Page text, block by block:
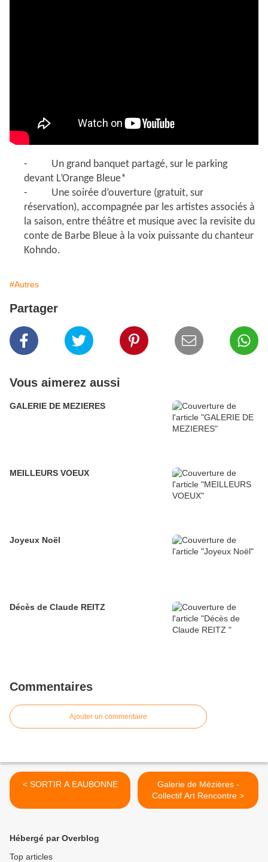
- Un grand banquet partagé, sur le parking
devant L’Orange Bleue*
- Une soirée d’ouverture (gratuit, sur
réservation), accompagnée par les artistes associés à
la saison, entre théâtre et musique avec la revisite du
conte de Barbe Bleue à la voix puissante du chanteur
Kohndo.
#Autres
Partager
Vous aimerez aussi
GALERIE DE MEZIERES
MEILLEURS VOEUX
Joyeux Noël
Décès de Claude REITZ
Commentaires
Ajouter un commentaire
< SORTIR A EAUBONNE
Galerie de Mézières -
Collectif Art Rencontre >
Hébergé par Overblog
Top articles